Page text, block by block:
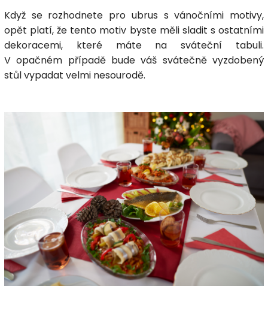
Když se rozhodnete pro ubrus s vánočními motivy,
opět platí, že tento motiv byste měli sladit s ostatními
dekoracemi, které máte na sváteční tabuli.
V opačném případě bude váš svátečně vyzdobený
stůl vypadat velmi nesourodě.